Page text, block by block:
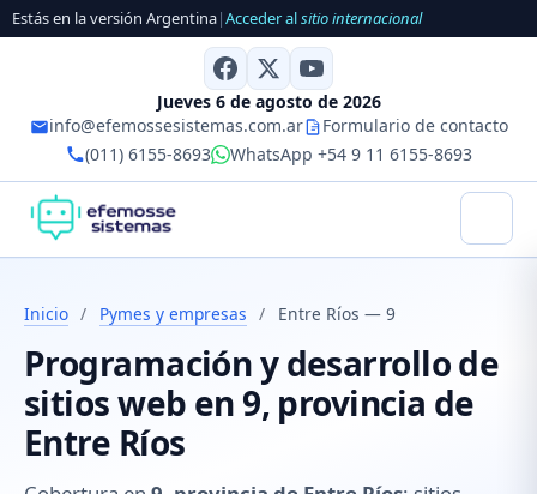
Estás en la versión Argentina|Acceder alsitio internacional
Jueves 6 de agosto de 2026
info@efemossesistemas.com.ar
Formulario de contacto
(011) 6155-8693
WhatsApp +54 9 11 6155-8693
Inicio / Pymes y empresas / Entre Ríos — 9
Programación y desarrollo de
sitios web en 9, provincia de
Entre Ríos